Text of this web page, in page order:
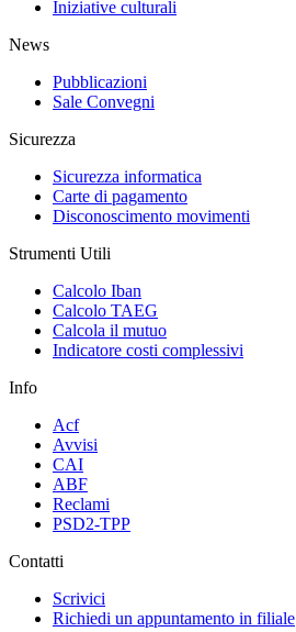
Iniziative culturali
News
Pubblicazioni
Sale Convegni
Sicurezza
Sicurezza informatica
Carte di pagamento
Disconoscimento movimenti
Strumenti Utili
Calcolo Iban
Calcolo TAEG
Calcola il mutuo
Indicatore costi complessivi
Info
Acf
Avvisi
CAI
ABF
Reclami
PSD2-TPP
Contatti
Scrivici
Richiedi un appuntamento in filiale